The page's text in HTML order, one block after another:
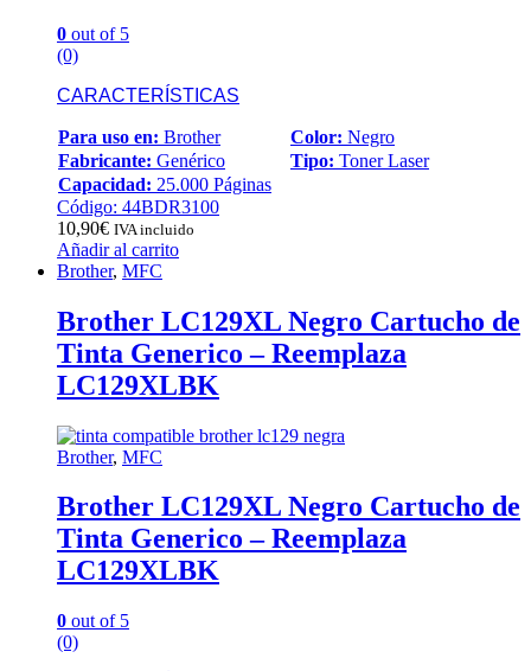
0 out of 5
(0)
CARACTERÍSTICAS
Para uso en: Brother Color: Negro
Fabricante: Genérico Tipo: Toner Laser
Capacidad: 25.000 Páginas
Código: 44BDR3100
10,90€ IVA incluido
Añadir al carrito
Brother, MFC
Brother LC129XL Negro Cartucho de
Tinta Generico – Reemplaza
LC129XLBK
Brother, MFC
Brother LC129XL Negro Cartucho de
Tinta Generico – Reemplaza
LC129XLBK
0 out of 5
(0)